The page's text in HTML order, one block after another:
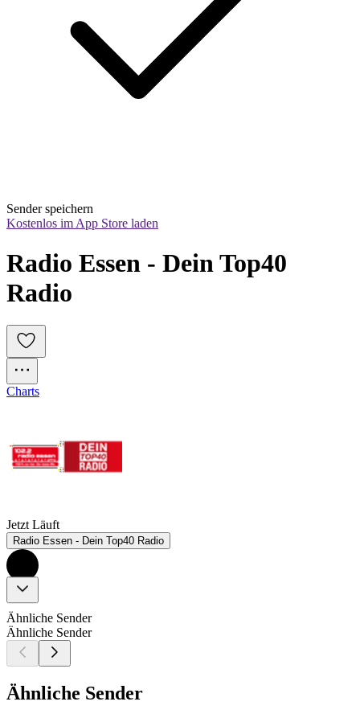
Sender speichern
Kostenlos im App Store laden
Radio Essen - Dein Top40
Radio
Charts
Jetzt Läuft
Radio Essen - Dein Top40 Radio
Ähnliche Sender
Ähnliche Sender
Ähnliche Sender